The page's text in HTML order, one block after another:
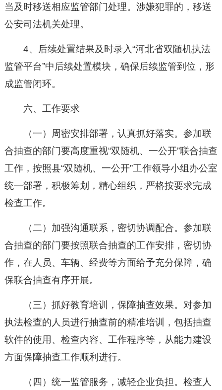
当及时移送相应监管部门处理。涉嫌犯罪的，移送
公安司法机关处理。
4、后续处置结果及时录入“河北省双随机执法
监管平台”中后续处置模块，确保后续监管到位，形
成监管闭环。
六、工作要求
（一）周密安排部署，认真抓好落实。参加联
合抽查的部门要高度重视“双随机、一公开”联合抽查
工作，按照县“双随机、一公开”工作领导小组办公室
统一部署，积极筹划，精心组织，严格按要求完成
检查工作。
（二）加强沟通联系，密切协调配合。参加联
合抽查的部门要按照联合抽查的工作安排，密切协
作，在人员、车辆、经费等方面给予充分保障，确
保联合抽查有序开展。
（三）抓好教育培训，保障抽查效果。对参加
执法检查的人员进行抽查前的精准培训，包括抽查
软件的使用、检查内容、工作程序等，从能力建设
方面保障抽查工作顺利进行。
（四）统一监管服务，减轻企业负担。检查人